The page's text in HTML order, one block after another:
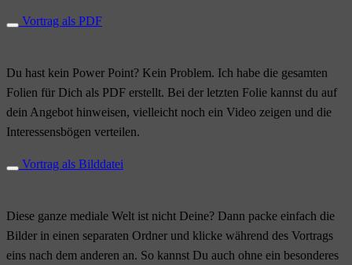
Vortrag als PDF
Du hast kein Power Point? Kein Problem. Ich habe die gesamten
Folien für Dich als PDF erstellt. Bei der letzten Folie kannst du auf
dein Angebot hinweisen, vielleicht noch ein Video zeigen und die
Interessensbögen verteilen.
Vortrag als Bilddatei
Diese ganze mediale Welt ist nicht Deine? Dann packe einfach die
Bilder in einen separaten Ordner und klicke während des Vortrags
eins nach dem anderen an. So kannst Du auch ohne ein besonderes